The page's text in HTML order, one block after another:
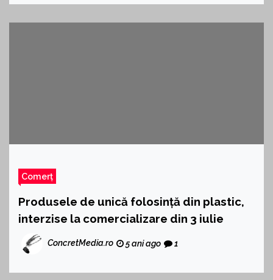
Comerț
Produsele de unică folosință din plastic,
interzise la comercializare din 3 iulie
ConcretMedia.ro 5 ani ago 1